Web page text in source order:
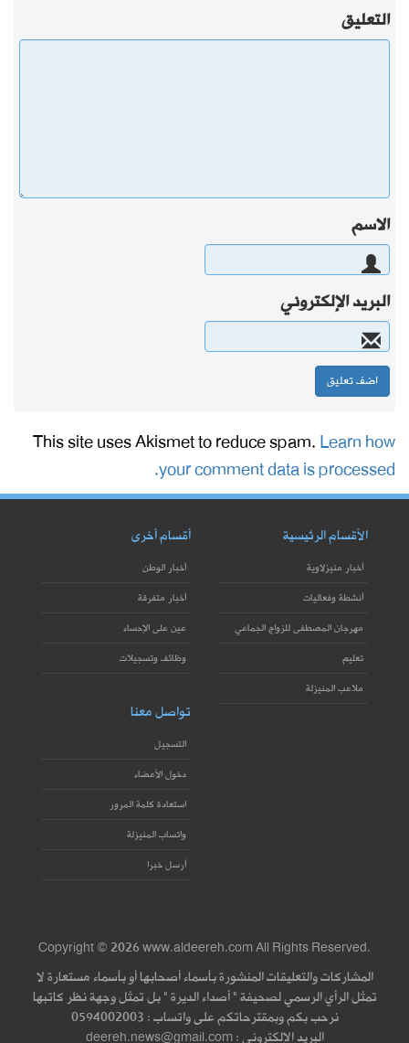
التعليق
الاسم
البريد الإلكتروني
This site uses Akismet to reduce spam.Learn how
your comment data is processed.
الأقسام الرئيسية
أخبار منيزلاوية
أنشطة وفعاليات
مهرجان المصطفى للزواج الجماعي
تعليم
ملاعب المنيزلة
أقسام أخرى
أخبار الوطن
أخبار متفرقة
عين على الإحساء
وظائف وتسجيلات
تواصل معنا
التسجيل
دخول الأعضاء
استعادة كلمة المرور
واتساب المنيزلة
أرسل خبرا
Copyright © 2026 www.aldeereh.com All Rights Reserved.
المشاركات والتعليقات المنشورة بأسماء أصحابها أو بأسماء مستعارة لا
تمثل الرأي الرسمي لصحيفة " أصداء الديرة " بل تمثل وجهة نظر كاتبها
نرحب بكم وبمقترحاتكم على واتساب : 0594002003
البريد الإلكتروني : deereh.news@gmail.com